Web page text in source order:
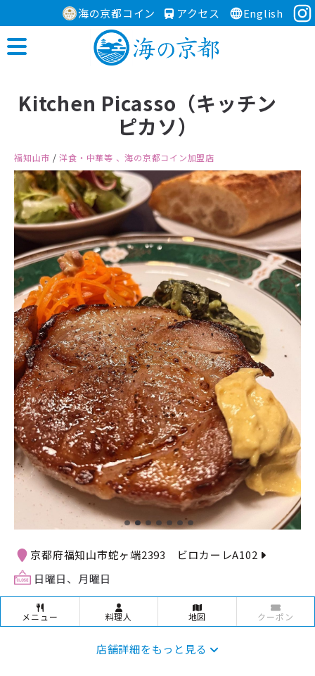
海の京都コイン アクセス English
Kitchen Picasso（キッチン
ピカソ）
福知山市 /洋食・中華等 、海の京都コイン加盟店
京都府福知山市蛇ヶ端2393 ビロカーレA102
日曜日、月曜日
メニュー 料理人 地図 クーポン
店舗詳細をもっと見る